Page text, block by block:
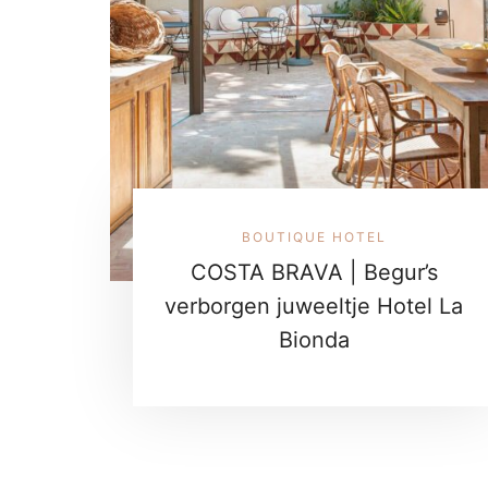
BOUTIQUE HOTEL
COSTA BRAVA | Begur’s
verborgen juweeltje Hotel La
Bionda